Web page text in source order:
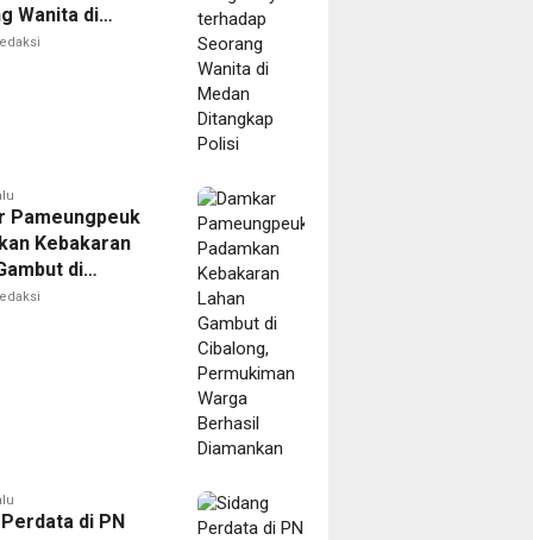
Wanita di
Polisi
Pameungpeuk
Kebakaran
di
Permukiman
di PN